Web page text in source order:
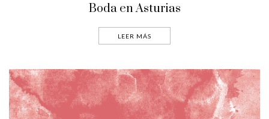
Boda en Asturias
LEER MÁS